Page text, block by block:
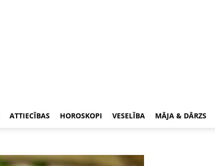
ATTIECĪBAS HOROSKOPI VESELĪBA MĀJA & DĀRZS